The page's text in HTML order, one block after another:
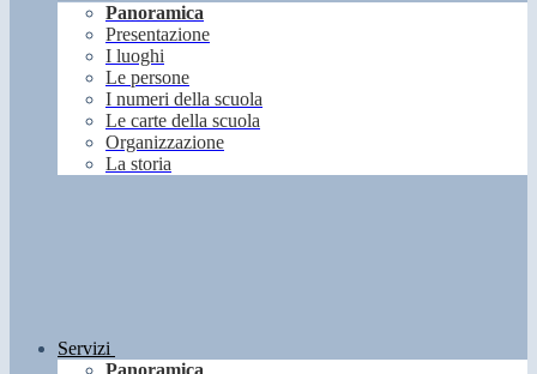
Panoramica
Presentazione
I luoghi
Le persone
I numeri della scuola
Le carte della scuola
Organizzazione
La storia
Servizi